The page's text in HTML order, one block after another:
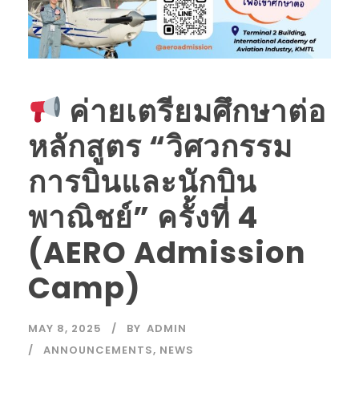
ค่ายเตรียมศึกษาต่อ
หลักสูตร “วิศวกรรม
การบินและนักบิน
พาณิชย์” ครั้งที่ 4
(AERO Admission
Camp)
MAY 8, 2025 BY ADMIN
ANNOUNCEMENTS, NEWS